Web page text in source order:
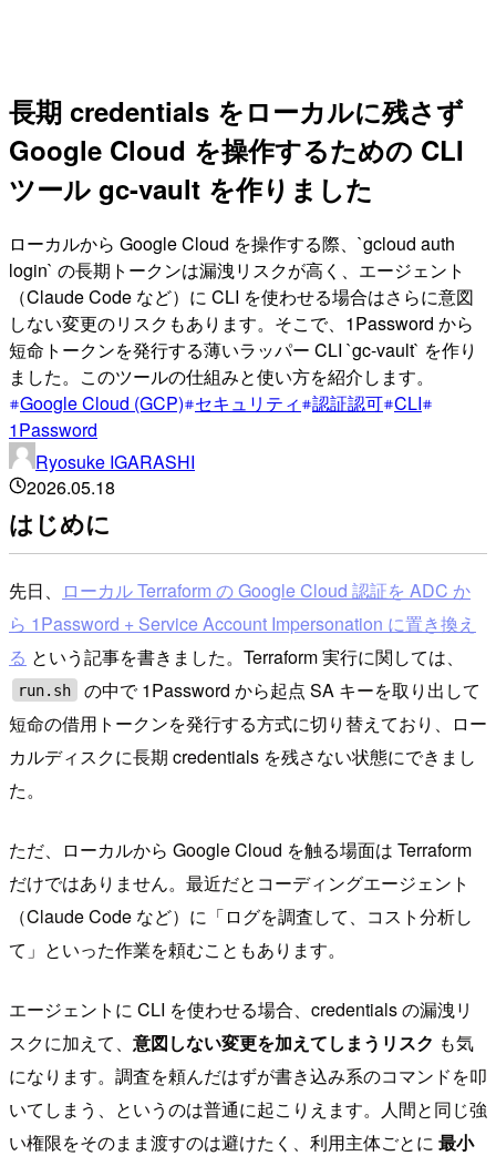
長期 credentials をローカルに残さず
Google Cloud を操作するための CLI
ツール gc-vault を作りました
ローカルから Google Cloud を操作する際、`gcloud auth
login` の長期トークンは漏洩リスクが高く、エージェント
（Claude Code など）に CLI を使わせる場合はさらに意図
しない変更のリスクもあります。そこで、1Password から
短命トークンを発行する薄いラッパー CLI `gc-vault` を作り
ました。このツールの仕組みと使い方を紹介します。
Google Cloud (GCP) セキュリティ 認証認可 CLI
1Password
Ryosuke IGARASHI
2026.05.18
はじめに
先日、
ローカル Terraform の Google Cloud 認証を ADC か
ら 1Password + Service Account Impersonation に置き換え
る という記事を書きました。Terraform 実行に関しては、
run.sh
の中で 1Password から起点 SA キーを取り出して
短命の借用トークンを発行する方式に切り替えており、ロー
カルディスクに長期 credentials を残さない状態にできまし
た。
ただ、ローカルから Google Cloud を触る場面は Terraform
だけではありません。最近だとコーディングエージェント
（Claude Code など）に「ログを調査して、コスト分析し
て」といった作業を頼むこともあります。
エージェントに CLI を使わせる場合、credentials の漏洩リ
スクに加えて、 意図しない変更を加えてしまうリスク も気
になります。調査を頼んだはずが書き込み系のコマンドを叩
いてしまう、というのは普通に起こりえます。人間と同じ強
い権限をそのまま渡すのは避けたく、利用主体ごとに 最小